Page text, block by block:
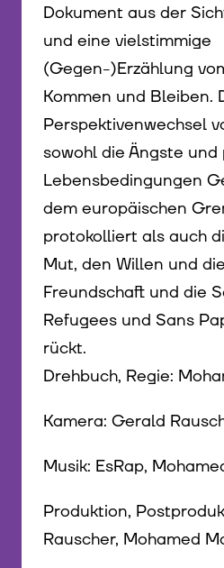
Dokument aus der
und eine vielstimmige
(Gegen-)Erzählung
Kommen und Bleiben.
Perspektivenwechsel
sowohl die Ängste und
Lebensbedingungen
dem europäischen
protokolliert als auch
Mut, den Willen und
Freundschaft und die
Refugees und Sans
rückt.
Drehbuch, Regie:
Kamera: Gerald
Musik: EsRap,
Produktion,
Rauscher, Mohamed